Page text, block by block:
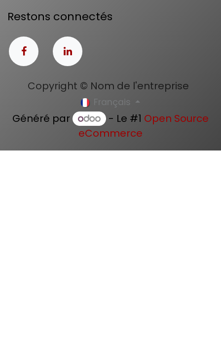
Restons connectés
Copyright © Nom de l'entreprise
Français
Généré par - Le #1 Open Source
eCommerce